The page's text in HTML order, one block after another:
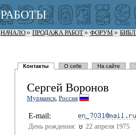
РАБОТЫ
НАЧАЛО ПРОДАЖА РАБОТ ФОРУМ
Контакты О себе На сайте
Сергей Воронов
Мурманск, Россия
E-mail:
День рождения: 22 апреля 1975